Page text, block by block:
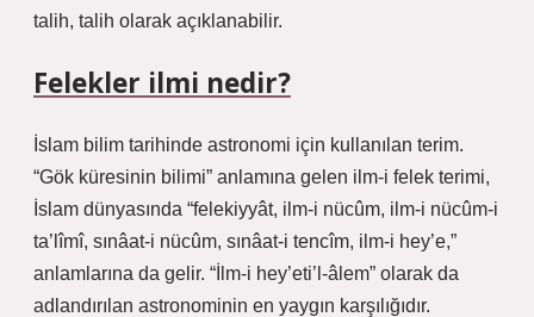
talih, talih olarak açıklanabilir.
Felekler ilmi nedir?
İslam bilim tarihinde astronomi için kullanılan terim.
“Gök küresinin bilimi” anlamına gelen ilm-i felek terimi,
İslam dünyasında “felekiyyât, ilm-i nücûm, ilm-i nücûm-i
ta’lîmî, sınâat-i nücûm, sınâat-i tencîm, ilm-i hey’e,”
anlamlarına da gelir. “İlm-i hey’eti’l-âlem” olarak da
adlandırılan astronominin en yaygın karşılığıdır.